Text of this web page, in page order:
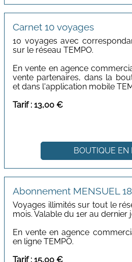
Carnet 10 voyages
10 voyages avec
sur le réseau TEMPO.
En vente en agence
vente partenaires, dans la
et dans l'application mobile
Tarif : 13,00 €
BOUTIQUE EN
Abonnement MENSUEL
Voyages illimités sur tout le
mois. Valable du 1er au dernier
En vente en agence
en ligne TEMPO.
Tarif : 15,00 €